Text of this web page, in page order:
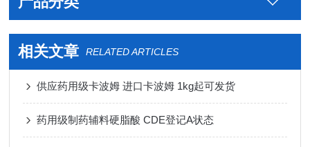
相关文章 RELATED ARTICLES
供应药用级卡波姆 进口卡波姆 1kg起可发货
药用级制药辅料硬脂酸 CDE登记A状态